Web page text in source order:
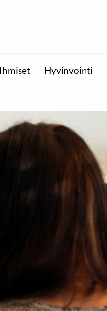
Ihmiset Hyvinvointi